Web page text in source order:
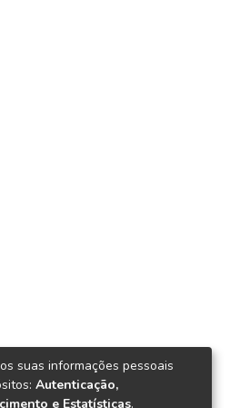
suas informações pessoais
Autenticação,
e Estatísticas.